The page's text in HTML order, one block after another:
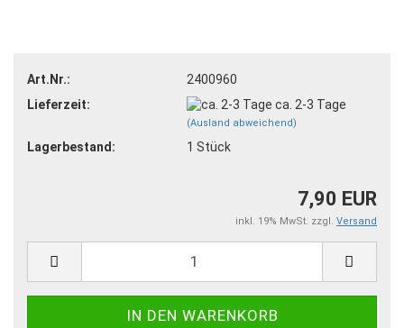
Art.Nr.:
2400960
Lieferzeit:
ca. 2-3 Tage
(Ausland abweichend)
Lagerbestand: 1 Stück
7,90 EUR
inkl. 19% MwSt. zzgl. Versand